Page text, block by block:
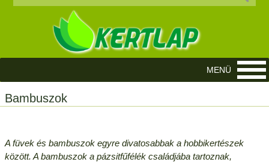
Bambuszok
A füvek és bambuszok egyre divatosabbak a hobbikertészek
között. A bambuszok a pázsitfűfélék családjába tartoznak,